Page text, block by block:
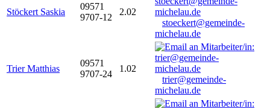
Stöckert Saskia
09571
9707-12
2.02
stoeckert@gemeinde-
michelau.de
Trier Matthias
09571
9707-24
1.02
trier@gemeinde-
michelau.de